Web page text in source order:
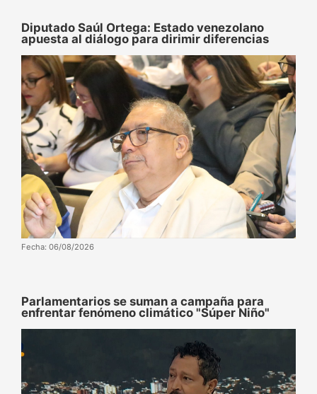
Diputado Saúl Ortega: Estado venezolano
apuesta al diálogo para dirimir diferencias
Fecha: 06/08/2026
Parlamentarios se suman a campaña para
enfrentar fenómeno climático "Súper Niño"